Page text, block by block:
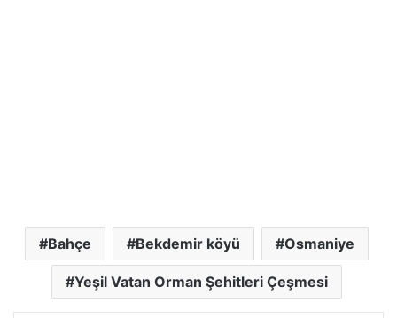
Bahçe Bekdemir köyü Osmaniye
Yeşil Vatan Orman Şehitleri Çeşmesi